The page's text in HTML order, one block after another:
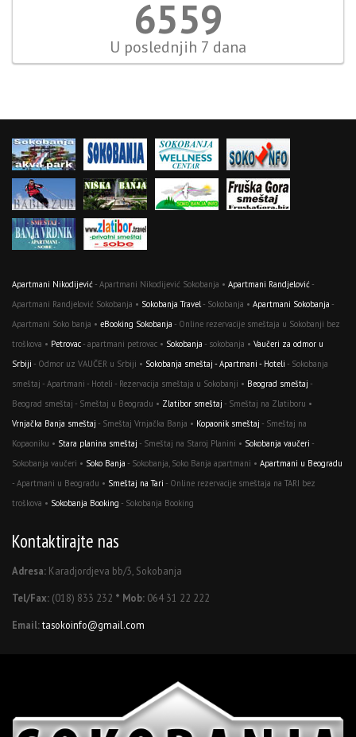
7027
U poslednjih 7 dana
Apartmani Nikodijević- Apartmani Nikodijević Sokobanja • Apartmani Randjelović-
Apartmani Randjelović Sokobanja • Sokobanja Travel- Sokobanja • Apartmani Sokobanja -
Apartmani Soko banja • eBooking Sokobanja - Online rezervacije smeštaja u Sokobanji bez
troškova • Petrovac- apartmani petrovac • Sokobanja - sokobanja • Vaučeri za odmor u
Srbiji - Odmor uz VAUČER u Srbiji • Sokobanja smeštaj - Apartmani - Hoteli - Sokobanja
smeštaj - Apartmani - Hoteli - Rezervacija smeštaja u Sokobanji • Beograd smeštaj -
Beograd smeštaj - Smeštaj u Beogradu • Zlatibor smeštaj - Smeštaj na Zlatiboru •
Vrnjačka Banja smeštaj - Smeštaj Vrnjačka Banja • Kopaonik smeštaj - Smeštaj na
Kopaoniku • Stara planina smeštaj - Smeštaj na Staroj Planini • Sokobanja vaučeri -
Sokobanja vaučeri • Soko Banja - Sokobanja, Soko Banja apartmani • Apartmani u Beogradu
- Apartmani u Beogradu • Smeštaj na Tari - Online rezervacije smeštaja na TARI bez
troškova • Sokobanja Booking - Sokobanja Booking
Kontaktirajte nas
Adresa: Karadjordjeva bb/3, Sokobanja
Tel/Fax: (018) 833 232 * Mob: 064 31 22 222
Email:tasokoinfo@gmail.com